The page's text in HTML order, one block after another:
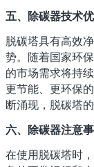
五、除碳器技术
脱碳塔具有高效
势。随着国家环
的市场需求将持
更节能、更环保
断涌现，脱碳塔
六、除碳器注意
在使用脱碳塔时